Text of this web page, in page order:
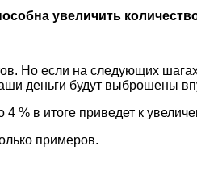
увеличить
Но если на следующих
деньги будут выброшены
% в итоге приведет к
примеров.